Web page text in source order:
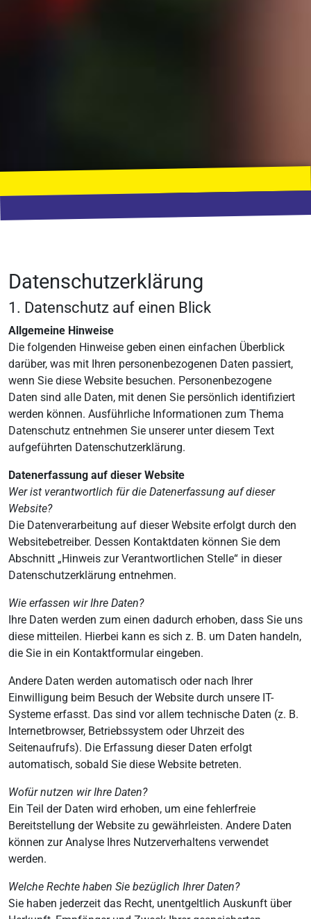
Datenschutzerklärung
1. Datenschutz auf einen Blick
Allgemeine Hinweise
Die folgenden Hinweise geben einen einfachen Überblick
darüber, was mit Ihren personenbezogenen Daten passiert,
wenn Sie diese Website besuchen. Personenbezogene
Daten sind alle Daten, mit denen Sie persönlich identifiziert
werden können. Ausführliche Informationen zum Thema
Datenschutz entnehmen Sie unserer unter diesem Text
aufgeführten Datenschutzerklärung.
Datenerfassung auf dieser Website
Wer ist verantwortlich für die Datenerfassung auf dieser
Website?
Die Datenverarbeitung auf dieser Website erfolgt durch den
Websitebetreiber. Dessen Kontaktdaten können Sie dem
Abschnitt „Hinweis zur Verantwortlichen Stelle“ in dieser
Datenschutzerklärung entnehmen.
Wie erfassen wir Ihre Daten?
Ihre Daten werden zum einen dadurch erhoben, dass Sie uns
diese mitteilen. Hierbei kann es sich z. B. um Daten handeln,
die Sie in ein Kontaktformular eingeben.
Andere Daten werden automatisch oder nach Ihrer
Einwilligung beim Besuch der Website durch unsere IT-
Systeme erfasst. Das sind vor allem technische Daten (z. B.
Internetbrowser, Betriebssystem oder Uhrzeit des
Seitenaufrufs). Die Erfassung dieser Daten erfolgt
automatisch, sobald Sie diese Website betreten.
Wofür nutzen wir Ihre Daten?
Ein Teil der Daten wird erhoben, um eine fehlerfreie
Bereitstellung der Website zu gewährleisten. Andere Daten
können zur Analyse Ihres Nutzerverhaltens verwendet
werden.
Welche Rechte haben Sie bezüglich Ihrer Daten?
Sie haben jederzeit das Recht, unentgeltlich Auskunft über